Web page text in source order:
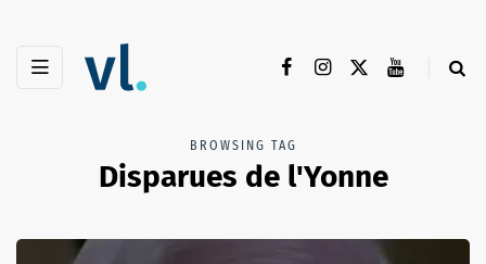
BROWSING TAG
Disparues de l'Yonne